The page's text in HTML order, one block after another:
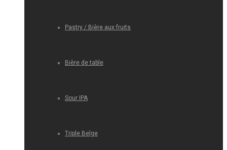
Pastry / Bière aux fruits
Bière de table
Sour IPA
Triple Belge